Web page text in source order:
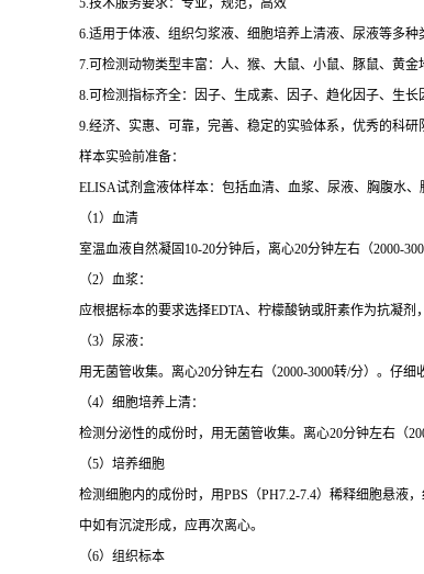
5.技术服务要求：专业，规范，高效
6.适用于体液、组织匀浆液、细胞培养上清液、尿液等多种
7.可检测动物类型丰富：人、猴、大鼠、小鼠、豚鼠、黄
8.可检测指标齐全：因子、生成素、因子、趋化因子、生
9.经济、实惠、可靠，完善、稳定的实验体系，优秀的科
样本实验前准备：
ELISA试剂盒液体样本：包括血清、血浆、尿液、胸腹水、
（1）血清
室温血液自然凝固10-20分钟后，离心20分钟左右（2000-
（2）血浆：
应根据标本的要求选择EDTA、柠檬酸钠或肝素作为抗凝剂
（3）尿液：
用无菌管收集。离心20分钟左右（2000-3000转/分）。仔
（4）细胞培养上清：
检测分泌性的成份时，用无菌管收集。离心20分钟左右（
（5）培养细胞
检测细胞内的成份时，用PBS（PH7.2-7.4）稀释细胞悬液
中如有沉淀形成，应再次离心。
（6）组织标本